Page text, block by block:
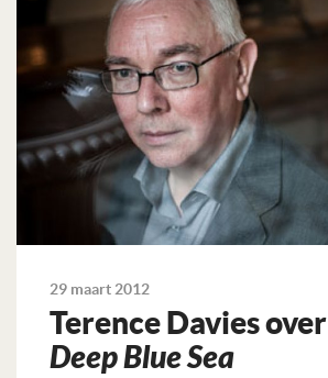
29 maart 2012
Terence Davies over
Deep Blue Sea